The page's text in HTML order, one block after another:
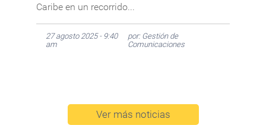
Caribe en un recorrido...
27 agosto 2025 - 9:40
am
por: Gestión de
Comunicaciones
Ver más noticias